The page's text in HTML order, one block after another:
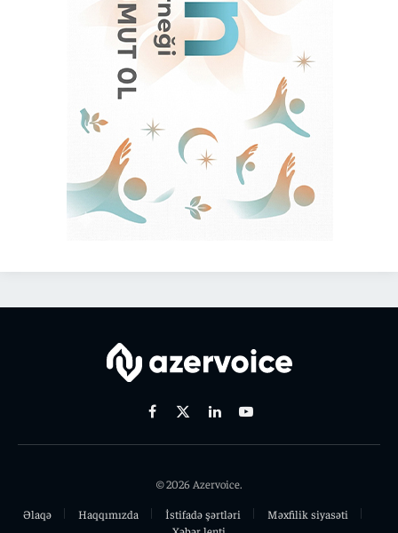
Facebook
X
LinkedinYoutube
© 2026 Azervoice.
Əlaqə
Haqqımızda İstifadə şərtləri
Məxfilik siyasəti